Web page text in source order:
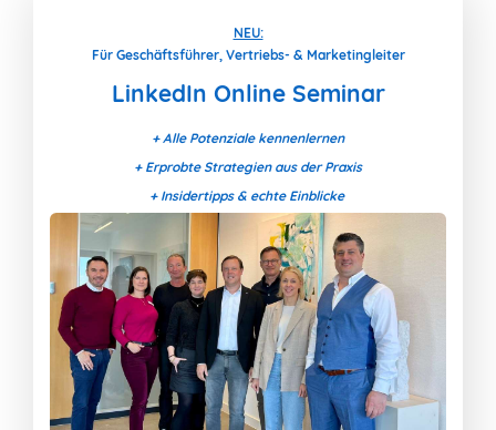
NEU:
Für Geschäftsführer, Vertriebs- & Marketingleiter
LinkedIn Online Seminar
+ Alle Potenziale kennenlernen
+ Erprobte Strategien aus der Praxis
+ Insidertipps & echte Einblicke